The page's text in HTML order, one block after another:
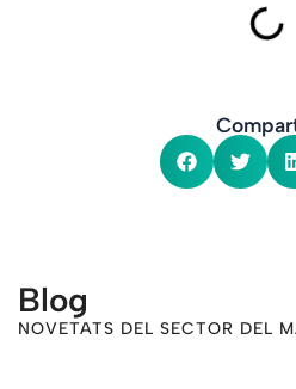
Blog
NOVETATS DEL SECTOR DEL